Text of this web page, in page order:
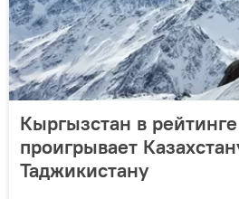
Кыргызстан в
проигрывает
Таджикистану